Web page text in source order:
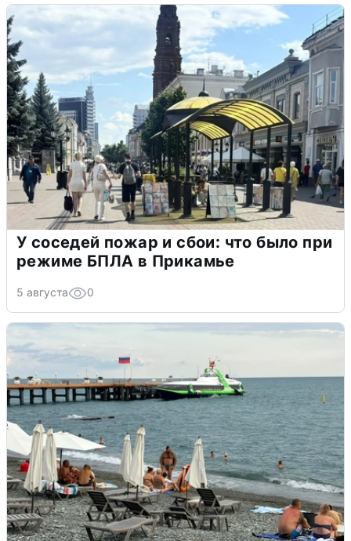
У соседей пожар и сбои: что было при
режиме БПЛА в Прикамье
5 августа 0